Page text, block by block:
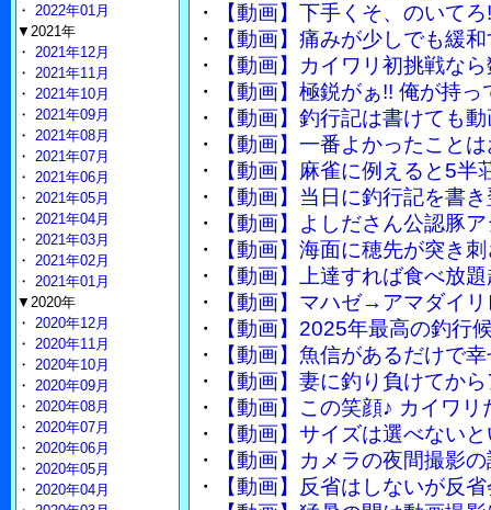
・
【動画】下手くそ、のいて
・
【動画】痛みが少しでも緩
・
【動画】カイワリ初挑戦な
・
【動画】極鋭がぁ!! 俺が持
・
【動画】釣行記は書けても
・
【動画】一番よかったこと
・
【動画】麻雀に例えると5
・
【動画】当日に釣行記を書
・
【動画】よしださん公認豚
・
【動画】海面に穂先が突き
・
【動画】上達すれば食べ放
・
【動画】マハゼ→アマダイ
・
【動画】2025年最高の釣行
・
【動画】魚信があるだけで
・
【動画】妻に釣り負けてか
・
【動画】この笑顔♪ カイワ
・
【動画】サイズは選べない
・
【動画】カメラの夜間撮影
・
【動画】反省はしないが反
・ 2022年01月
▼2021年
・ 2021年12月
・ 2021年11月
・ 2021年10月
・ 2021年09月
・ 2021年08月
・ 2021年07月
・ 2021年06月
・ 2021年05月
・ 2021年04月
・ 2021年03月
・ 2021年02月
・ 2021年01月
▼2020年
・ 2020年12月
・ 2020年11月
・ 2020年10月
・ 2020年09月
・ 2020年08月
・ 2020年07月
・ 2020年06月
・ 2020年05月
・ 2020年04月